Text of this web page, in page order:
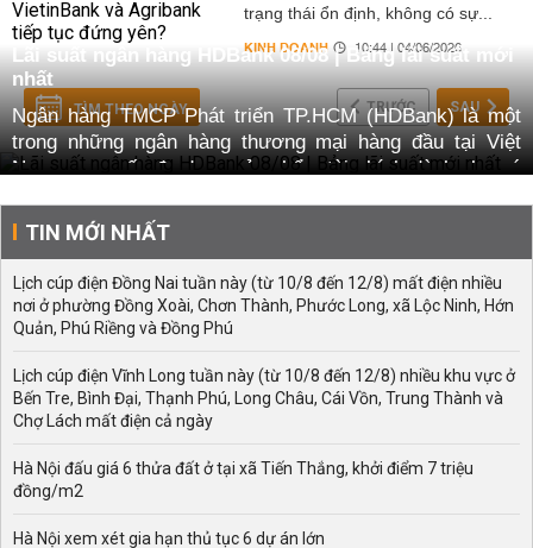
trạng thái ổn định, không có sự...
KINH DOANH 10:44 | 04/06/2026
TÌM THEO NGÀY TRƯỚC SAU
Lãi suất ngân hàng HDBank 08/08 | Bảng lãi suất mới
nhất
Ngân hàng TMCP Phát triển TP.HCM (HDBank) là một
trong những ngân hàng thương mại hàng đầu tại Việt
Nam, cung cấp đa dạng sản phẩm tài chính dành cho cá
tranh, HDBank luôn mang đến cho khách hàng nhiều lựa
chọn gửi tiết kiệm với mức lợi nhuận tối ưu.
Trong bối cảnh thị trường tài chính biến động, việc cập
nhật lãi suất ngân hàng HDBank thường xuyên sẽ giúp
khách hàng đưa ra quyết định phù hợp nhất với kế hoạch
tài chính của mình. Bài viết này sẽ cung cấp thông tin chi
tiết về các yếu tố ảnh hưởng đến lãi suất, so sánh với
các ngân hàng khác và xu hướng biến động trong thời
Tổng quan Lãi Suất Ngân Hàng HDBank
suất linh hoạt, đáp ứng nhu cầu của từng nhóm khách
TIN MỚI NHẤT
Lịch cúp điện Đồng Nai tuần này (từ 10/8 đến 12/8) mất điện nhiều
nơi ở phường Đồng Xoài, Chơn Thành, Phước Long, xã Lộc Ninh, Hớn
Quản, Phú Riềng và Đồng Phú
Lịch cúp điện Vĩnh Long tuần này (từ 10/8 đến 12/8) nhiều khu vực ở
Bến Tre, Bình Đại, Thạnh Phú, Long Châu, Cái Vồn, Trung Thành và
Chợ Lách mất điện cả ngày
Hà Nội đấu giá 6 thửa đất ở tại xã Tiến Thắng, khởi điểm 7 triệu
đồng/m2
Hà Nội xem xét gia hạn thủ tục 6 dự án lớn